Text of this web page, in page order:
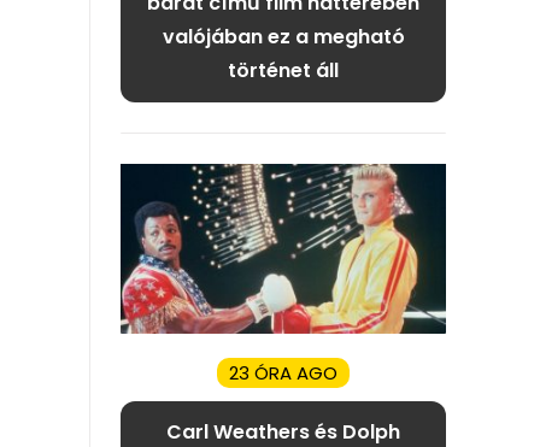
valójában ez a megható
történet áll
23 ÓRA AGO
Carl Weathers és Dolph